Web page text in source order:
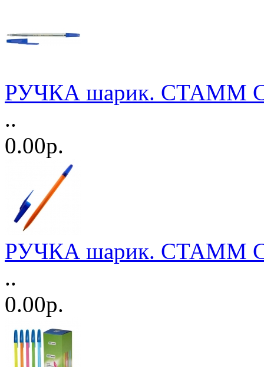
РУЧКА шарик. СТАММ
..
0.00р.
РУЧКА шарик. СТАММ
..
0.00р.